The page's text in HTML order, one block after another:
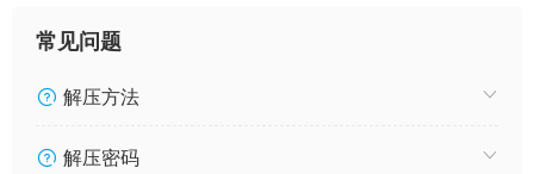
常见问题
解压方法
解压密码